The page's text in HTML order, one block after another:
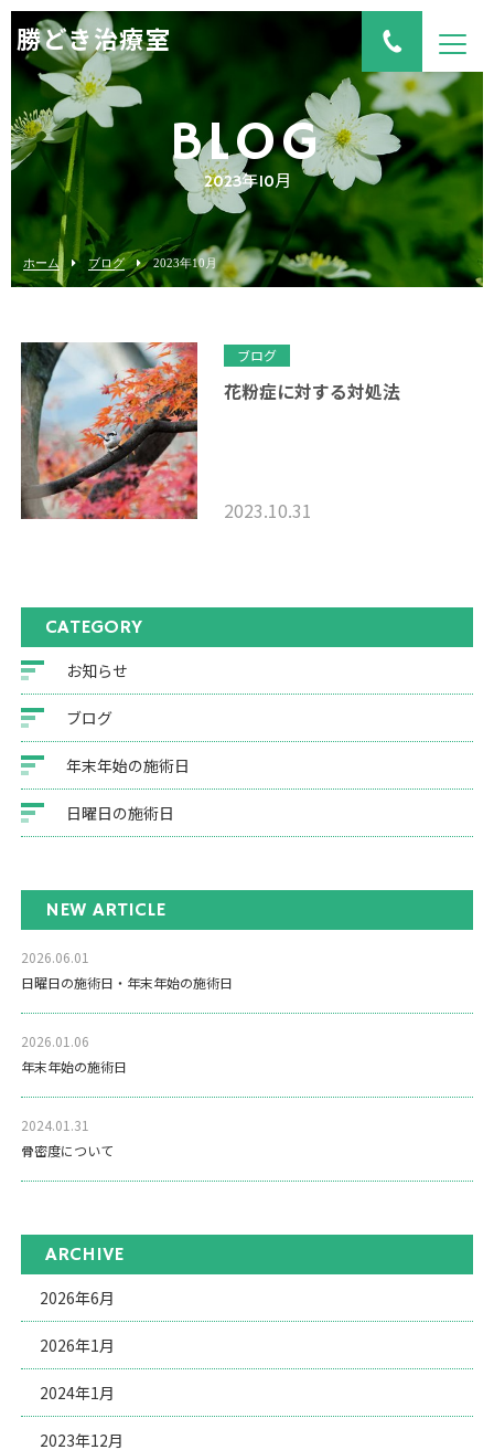
勝どき治療室
BLOG
2023年10月
ホーム ブログ 2023年10月
ブログ
花粉症に対する対処法
2023.10.31
CATEGORY
お知らせ
ブログ
年末年始の施術日
日曜日の施術日
NEW ARTICLE
2026.06.01
日曜日の施術日・年末年始の施術日
2026.01.06
年末年始の施術日
2024.01.31
骨密度について
ARCHIVE
2026年6月
2026年1月
2024年1月
2023年12月